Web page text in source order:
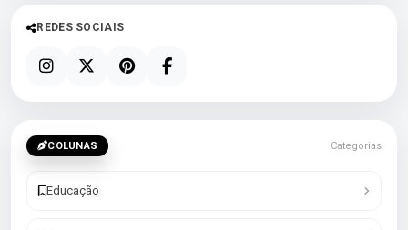
REDES SOCIAIS
COLUNAS Categorias
Educação